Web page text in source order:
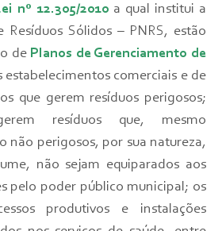
nº 12.305/2010 a qual institui a
Resíduos Sólidos – PNRS, estão
de Planos de Gerenciamento de
estabelecimentos comerciais e de
que gerem resíduos perigosos;
resíduos que, mesmo
não perigosos, por sua natureza,
não sejam equiparados aos
pelo poder público municipal; os
produtivos e instalações